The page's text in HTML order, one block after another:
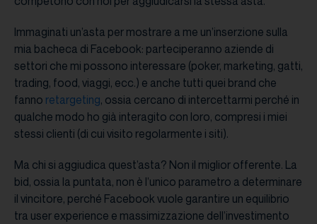
Immaginati un’asta per mostrare a me un’inserzione sulla
mia bacheca di Facebook: parteciperanno aziende di
settori che mi possono interessare (poker, marketing, gatti,
trading, food, viaggi, ecc.) e anche tutti quei brand che
fanno retargeting, ossia cercano di intercettarmi perché in
qualche modo ho già interagito con loro, compresi i miei
stessi clienti (di cui visito regolarmente i siti).
Ma chi si aggiudica quest’asta? Non il miglior offerente. La
bid, ossia la puntata, non è l’unico parametro a determinare
il vincitore, perché Facebook vuole garantire un equilibrio
tra user experience e massimizzazione dell’investimento